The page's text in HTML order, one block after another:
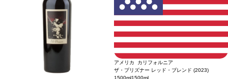
アメリカ カリフォルニア
ザ・プリズナー レッド・ブレンド (2023)
1500ml1500ml